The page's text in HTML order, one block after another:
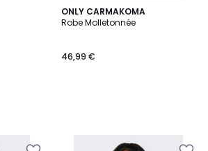
ONLY CARMAKOMA
Robe Molletonnée
46,99 €